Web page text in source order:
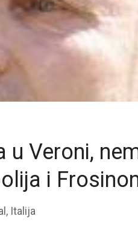
u Veroni,
i
, Italija